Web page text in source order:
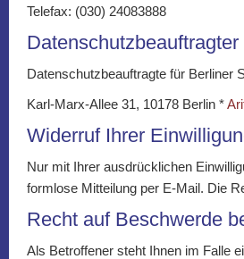
Telefax: (030) 24083888
Datenschutzbeauftragte für Berliner
Karl-Marx-Allee 31, 10178 Berlin *
Widerruf Ihrer
Nur mit Ihrer ausdrücklichen
formlose Mitteilung per E-Mail. Die
Recht auf Beschwerde
Als Betroffener steht Ihnen im Falle